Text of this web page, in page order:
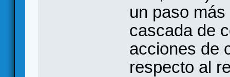
un paso
cascada de
acciones de
respecto al